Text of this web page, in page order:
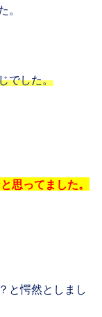
。
でした。
思ってました。
と愕然としまし